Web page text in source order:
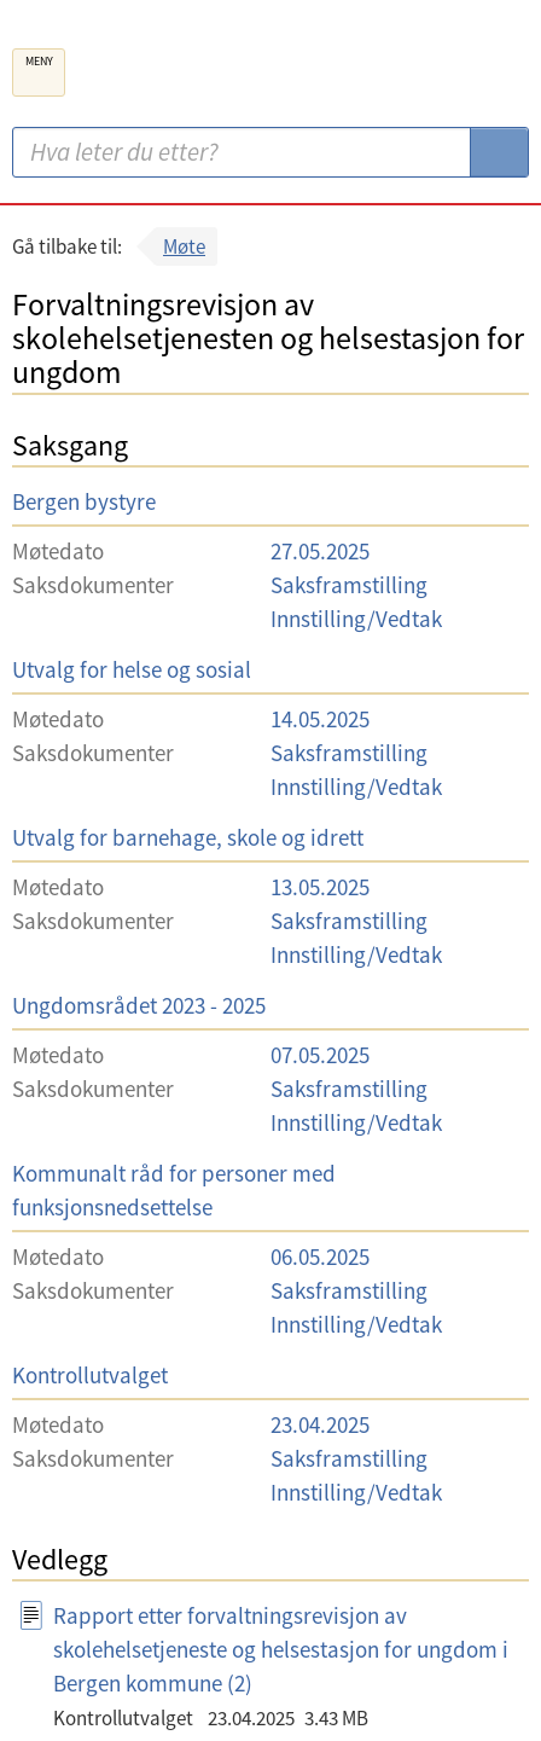
g
e
n
m
ø
k
:
S
ø
MENY
Gå tilbake til: Møte
Forvaltningsrevisjon av
skolehelsetjenesten og helsestasjon for
ungdom
Saksgang
Møtedato 27.05.2025
U
t
v
a
g
Bergen bystyre
Saksdokumenter
Saksframstilling
Innstilling/Vedtak
Møtedato 14.05.2025
U
t
v
a
g
Utvalg for helse og sosial
Saksdokumenter
Saksframstilling
Innstilling/Vedtak
Møtedato 13.05.2025
U
t
v
a
g
Utvalg for barnehage, skole og idrett
Saksdokumenter
Saksframstilling
Innstilling/Vedtak
Møtedato 07.05.2025
U
t
v
a
g
Ungdomsrådet 2023 - 2025
Saksdokumenter
Saksframstilling
Innstilling/Vedtak
Møtedato 06.05.2025
U
t
v
a
l
Kommunalt råd for personer med
funksjonsnedsettelse
Saksdokumenter
Saksframstilling
Innstilling/Vedtak
Møtedato 23.04.2025
U
t
v
a
g
Kontrollutvalget
Saksdokumenter
Saksframstilling
Innstilling/Vedtak
Vedlegg
Rapport etter forvaltningsrevisjon av
skolehelsetjeneste og helsestasjon for ungdom i
Bergen kommune (2)
Kontrollutvalget 23.04.2025 3.43 MB